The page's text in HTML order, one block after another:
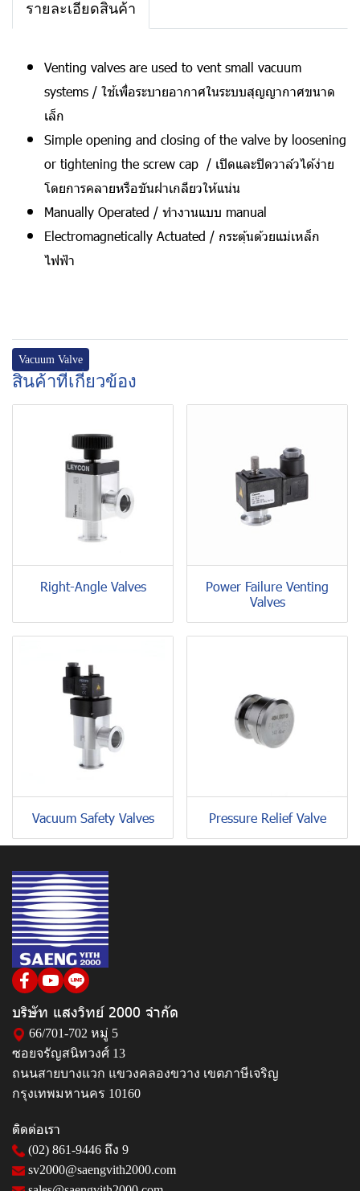
รายละเอียดสินค้า
Venting valves are used to vent small vacuum
systems / ใช้เพื่อระบายอากาศในระบบสุญญากาศขนาด
เล็ก
Simple opening and closing of the valve by loosening
or tightening the screw cap / เปิดและปิดวาล์วได้ง่าย
โดยการคลายหรือขันฝาเกลียวให้แน่น
Manually Operated / ทำงานแบบ manual
Electromagnetically Actuated / กระตุ้นด้วยแม่เหล็ก
ไฟฟ้า
Vacuum Valve
สินค้าที่เกี่ยวข้อง
Right-Angle Valves
Power Failure Venting
Valves
Vacuum Safety Valves Pressure Relief Valve
บริษัท แสงวิทย์ 2000 จำกัด
66/701-702 หมู่ 5
ซอยจรัญสนิทวงศ์ 13
ถนนสายบางแวก แขวงคลองขวาง เขตภาษีเจริญ
กรุงเทพมหานคร 10160
ติดต่อเรา
(02) 861-9446 ถึง 9
sv2000@saengvith2000.com